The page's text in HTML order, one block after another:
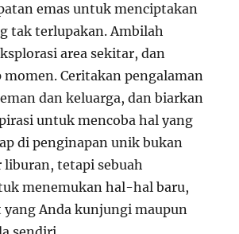
emas untuk menciptakan
tak terlupakan. Ambilah
area sekitar, dan
Ceritakan pengalaman
dan keluarga, dan biarkan
untuk mencoba hal yang
di penginapan unik bukan
liburan, tetapi sebuah
menemukan hal-hal baru,
Anda kunjungi maupun